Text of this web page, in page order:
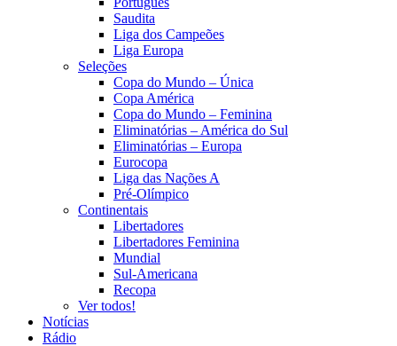
Saudita
Liga dos Campeões
Liga Europa
Seleções
Copa do Mundo – Única
Copa América
Copa do Mundo – Feminina
Eliminatórias – América do Sul
Eliminatórias – Europa
Eurocopa
Liga das Nações A
Pré-Olímpico
Continentais
Libertadores
Libertadores Feminina
Mundial
Sul-Americana
Recopa
Ver todos!
Notícias
Rádio